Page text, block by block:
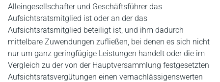
Alleingesellschafter und Geschäftsführer das
Aufsichtsratsmitglied ist oder an der das
Aufsichtsratsmitglied beteiligt ist, und ihm dadurch
mittelbare Zuwendungen zufließen, bei denen es sich nicht
nur um ganz geringfügige Leistungen handelt oder die im
Vergleich zu der von der Hauptversammlung festgesetzten
Aufsichtsratsvergütungen einen vernachlässigenswerten